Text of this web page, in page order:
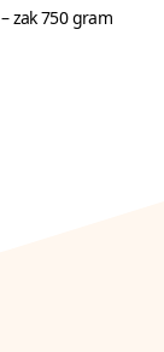
zak 750 gram